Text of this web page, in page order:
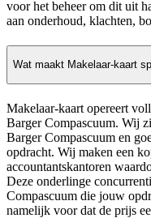
voor het beheer om dit uit
aan onderhoud, klachten,
Wat maakt Makelaar-kaart
Makelaar-kaart opereert
Barger Compascuum. Wij
Barger Compascuum en
opdracht. Wij maken een
accountantskantoren
Deze onderlinge
Compascuum die jouw
namelijk voor dat de prijs